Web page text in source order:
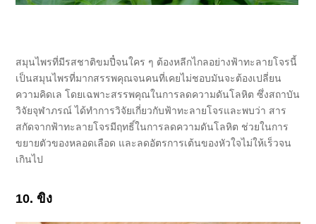
สมุนไพรที่มีรสชาติขมปี๋จนใคร ๆ ต้องหลีกไกลอย่างฟ้าทะลายโจรนี้
เป็นสมุนไพรที่มากสรรพคุณจนคนที่เคยไม่ชอบมันจะต้องเปลี่ยน
ความคิดเล โดยเฉพาะสรรพคุณในการลดความดันโลหิต ซึ่งสถาบัน
วิจัยจุฬาภรณ์ ได้ทำการวิจัยเกี่ยวกับฟ้าทะลายโจรและพบว่า สาร
สกัดจากฟ้าทะลายโจรมีฤทธิ์ในการลดความดันโลหิต ช่วยในการ
ขยายตัวของหลอดเลือด และลดอัตรการเต้นของหัวใจไม่ให้เร็วจน
เกินไป
10. ขิง